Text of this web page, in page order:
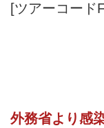
[ツアーコード
外務省より感